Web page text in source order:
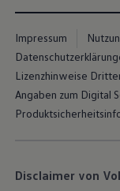
Impressum
Lizenzhinweise
Angaben zum Digital
Disclaimer von